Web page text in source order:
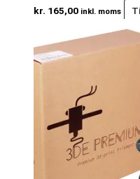
kr. 165,00 inkl. moms